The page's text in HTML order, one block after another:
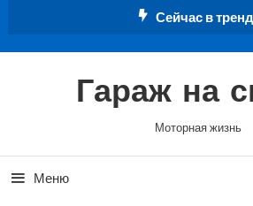
Сейчас в
Гараж на
Моторная жизнь
Меню